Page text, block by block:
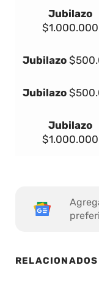
Jubilazo
$1.000.000
Jubilazo
Jubilazo
Jubilazo
$1.000.000
RELACIONADOS